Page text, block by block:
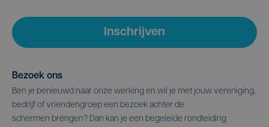
Inschrijven
Bezoek ons
Ben je benieuwd naar onze werking en wil je met jouw vereniging,
bedrijf of vriendengroep een bezoek achter de
schermen brengen? Dan kan je een begeleide rondleiding